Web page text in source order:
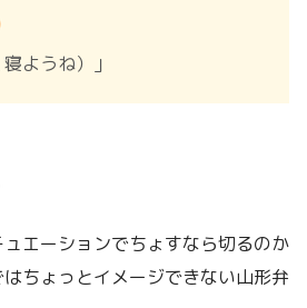
ようね）」
エーションでちょすなら切るのか
ちょっとイメージできない山形弁